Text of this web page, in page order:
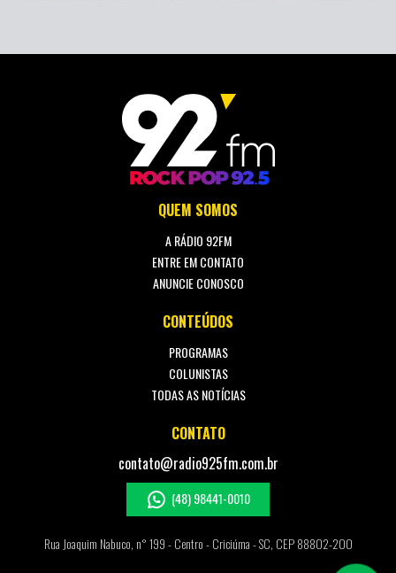
QUEM SOMOS
A RÁDIO 92FM
ENTRE EM CONTATO
ANUNCIE CONOSCO
CONTEÚDOS
PROGRAMAS
COLUNISTAS
TODAS AS NOTÍCIAS
CONTATO
contato@radio925fm.com.br
(48) 98441-0010
Rua Joaquim Nabuco, n° 199 - Centro - Criciúma - SC, CEP 88802-200